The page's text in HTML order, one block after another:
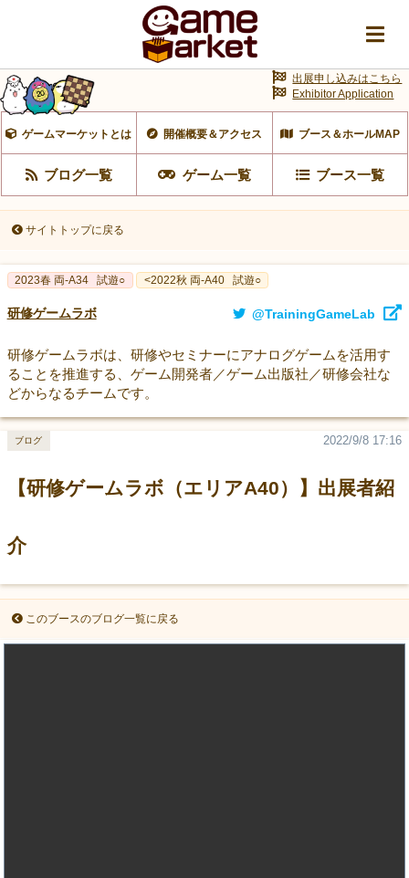
ゲームマーケットとは 開催概要＆アクセス ブース＆ホールMAP
ブログ一覧 ゲーム一覧 ブース一覧
出展申し込みはこちら
Exhibitor Application
サイトトップに戻る
2023春 両‐A34 試遊○ <2022秋 両-A40 試遊○
研修ゲームラボ @TrainingGameLab
研修ゲームラボは、研修やセミナーにアナログゲームを活用す
ることを推進する、ゲーム開発者／ゲーム出版社／研修会社な
どからなるチームです。
【研修ゲームラボ（エリアA40）】出展者紹
介
2022/9/8 17:16
ブログ
このブースのブログ一覧に戻る